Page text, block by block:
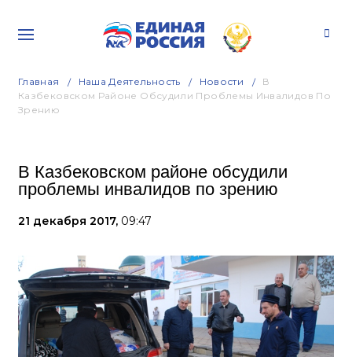
Главная Наша Деятельность Новости
В
Казбековском Районе Обсудили Проблемы Инвалидов По
Зрению
В Казбековском районе обсудили
проблемы инвалидов по зрению
21 декабря 2017, 09:47